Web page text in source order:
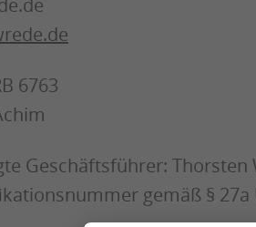
6763
Geschäftsführer: Thorsten
gemäß § 27a